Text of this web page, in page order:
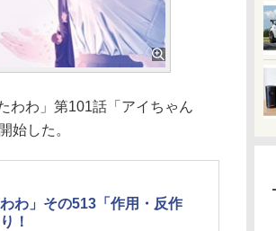
わわ」第101話「アイちゃん
始した。
わ」その513「作用・反作
！